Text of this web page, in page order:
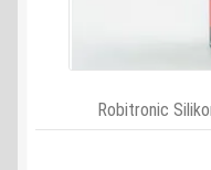
Robitronic